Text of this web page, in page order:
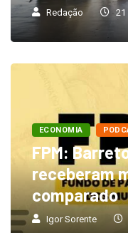
Redação 21
ECONOMIA
FPM:
receberam
comparado
Igor Sorente